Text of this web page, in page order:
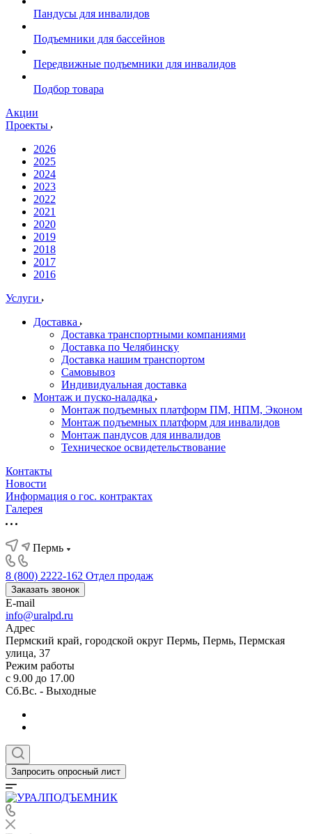
Пандусы для инвалидов
Подъемники для бассейнов
Передвижные подъемники для инвалидов
Подбор товара
Акции
Проекты
2026
2025
2024
2023
2022
2021
2020
2019
2018
2017
2016
Услуги
Доставка
Доставка транспортными компаниями
Доставка по Челябинску
Доставка нашим транспортом
Самовывоз
Индивидуальная доставка
Монтаж и пуско-наладка
Монтаж подъемных платформ ПМ, НПМ, Эконом
Монтаж подъемных платформ для инвалидов
Монтаж пандусов для инвалидов
Техническое освидетельствование
Контакты
Новости
Информация о гос. контрактах
Галерея
Пермь
8 (800) 2222-162 Отдел продаж
Заказать звонок
E-mail
info@uralpd.ru
Адрес
Пермский край, городской округ Пермь, Пермь, Пермская
улица, 37
Режим работы
с 9.00 до 17.00
Сб.Вс. - Выходные
Запросить опросный лист